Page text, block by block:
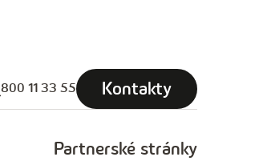
800 11 33 55 Kontakty
Partnerské stránky